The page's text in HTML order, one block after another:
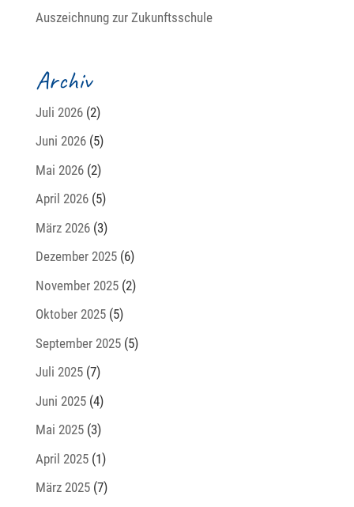
Auszeichnung zur Zukunftsschule
Archiv
Juli 2026(2)
Juni 2026(5)
Mai 2026(2)
April 2026(5)
März 2026(3)
Dezember 2025(6)
November 2025(2)
Oktober 2025(5)
September 2025(5)
Juli 2025(7)
Juni 2025(4)
Mai 2025(3)
April 2025(1)
März 2025(7)